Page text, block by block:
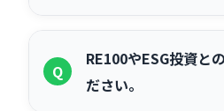
元される形となりま
会社から購入する電
ギーに切り替えるこ
Q
RE100やESG投資と
ださい。